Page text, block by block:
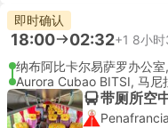
即时确认
18:00 02:32+1 8小
纳布阿比卡尔易萨罗办公
Aurora Cubao BITSI, 马尼
带厕所空